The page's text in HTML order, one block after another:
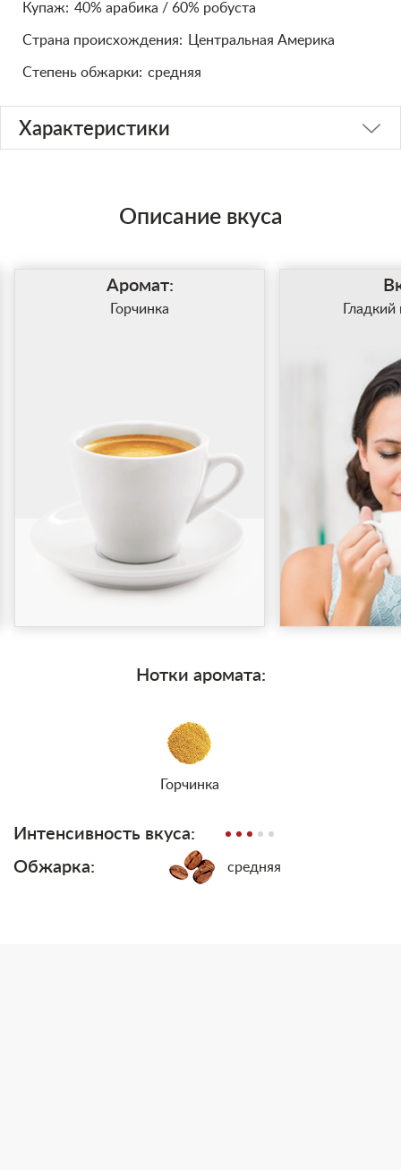
Купаж: 40% арабика / 60% робуста
Cтрана происхождения: Центральная Америка
Степень обжарки: средняя
Характеристики
Описание вкуса
Аромат:
Горчинка
Нотки аромата:
Горчинка
Интенсивность вкуса:
Обжарка:
средняя